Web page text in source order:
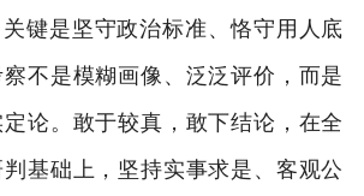
键是坚守政治标准、恪守用人底
不是模糊画像、泛泛评价，而是
论。敢于较真，敢下结论，在全
基础上，坚持实事求是、客观公